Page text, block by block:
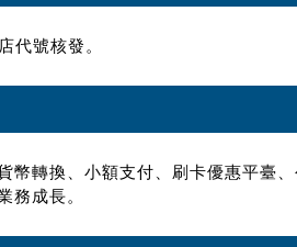
代號核發。
幣轉換、小額支付、刷卡優惠平臺
務成長。